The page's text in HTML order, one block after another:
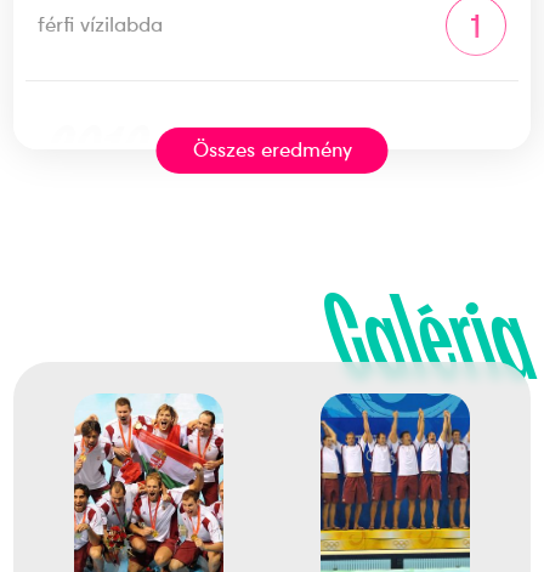
férfi vízilabda 1
2016. aug.
Rio de Janeiro
XXXI. nyári olimpiai játékok
Erdélyi Balázs
Hárai Balázs
Hosnyánszky Norbert
Kis Gábor
Manhercz Krisztián
Nagy Viktor
Szívós Márton
Vámos Márton
Varga Dániel
Varga Dénes Andor
Zalánki Gergő
Összes eredmény
Galéria